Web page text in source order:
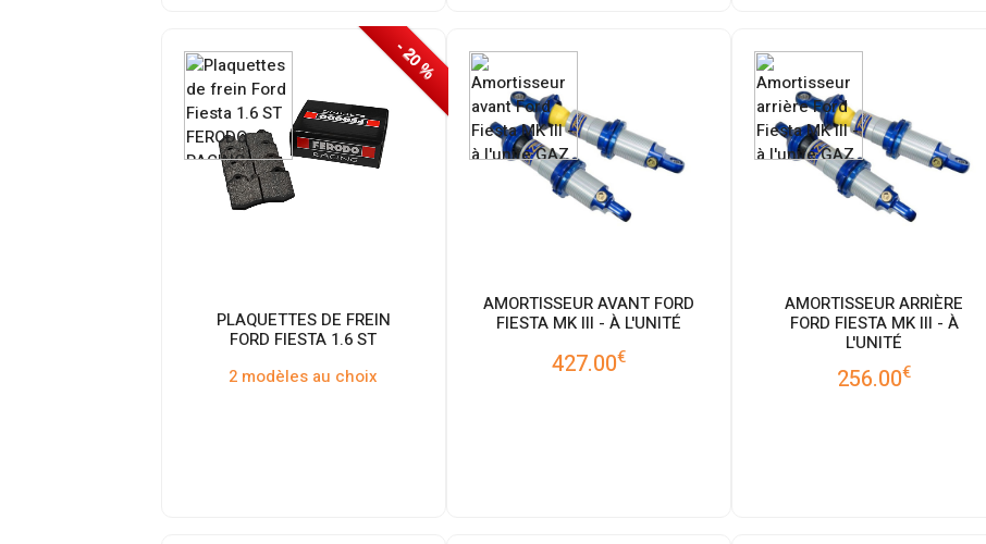
- 20 %
PLAQUETTES DE FREIN
FORD FIESTA 1.6 ST
2 modèles au choix
AMORTISSEUR AVANT FORD
FIESTA MK III - À L'UNITÉ
427.00€
AMORTISSEUR ARRIÈRE
FORD FIESTA MK III - À
L'UNITÉ
256.00€